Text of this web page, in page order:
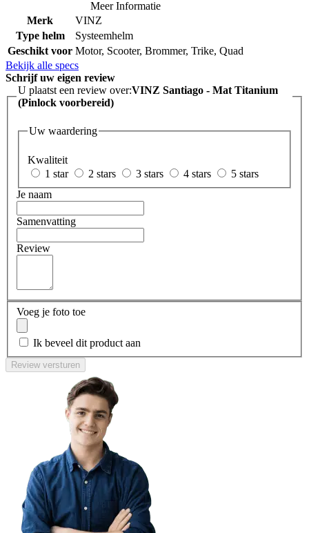
Meer Informatie
Merk
VINZ
Type helm
Systeemhelm
Geschikt voor Motor, Scooter, Brommer, Trike, Quad
Bekijk alle specs
Schrijf uw eigen review
U plaatst een review over:VINZ Santiago - Mat Titanium
(Pinlock voorbereid)
Uw waardering
Kwaliteit
1 star
2 stars 3 stars 4 stars
5 stars
Je naam
Samenvatting
Review
Voeg je foto toe
Ik beveel dit product aan
Review versturen